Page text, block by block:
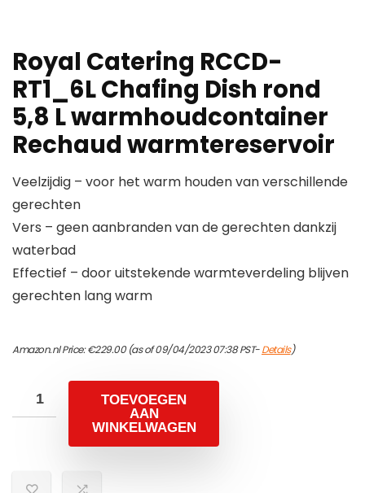
Royal Catering RCCD-
RT1_6L Chafing Dish rond
5,8 L warmhoudcontainer
Rechaud warmtereservoir
Veelzijdig – voor het warm houden van verschillende
gerechten
Vers – geen aanbranden van de gerechten dankzij
waterbad
Effectief – door uitstekende warmteverdeling blijven
gerechten lang warm
Amazon.nl Price:€229.00(as of 09/04/2023 07:38 PST-Details)
TOEVOEGEN
AAN
WINKELWAGEN